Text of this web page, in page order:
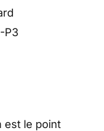
P3
est le point